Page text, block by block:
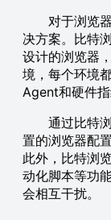
对于浏览器
决方案。比特
设计的浏览器
境，每个环境
Agent和硬件指
通过比特浏
置的浏览器配
此外，比特浏
动化脚本等功
会相互干扰。